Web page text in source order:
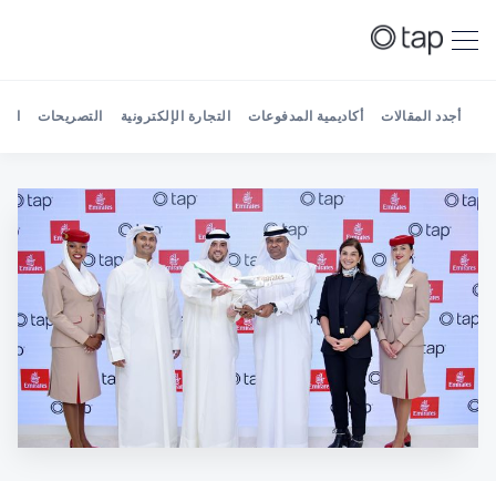
Search Tap Payments
أجدد المقالات أكاديمية المدفوعات التجارة الإلكترونية التصريحات